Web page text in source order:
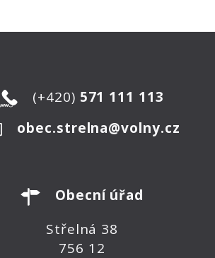
(+420) 571 111 113
obec.strelna@volny.cz
Obecní úřad
Střelná 38
756 12